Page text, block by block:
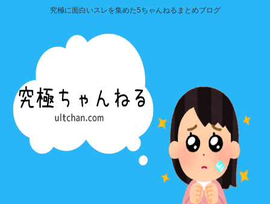
究極に面白いスレを集めた5ちゃんねるまとめブログ